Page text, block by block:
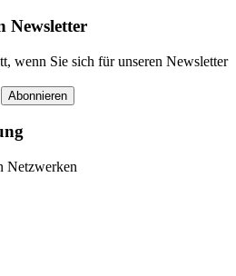
Newsletter
wenn Sie sich für unseren Newsletter
Abonnieren
Netzwerken